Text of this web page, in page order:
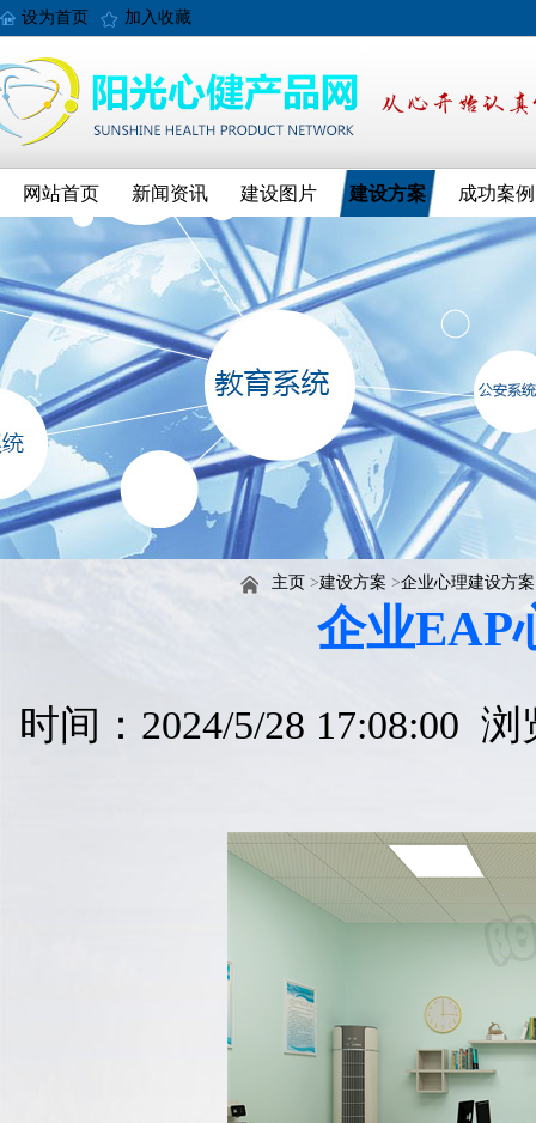
设为首页 加入收藏
网站首页 新闻资讯 建设图片 建设方案 成功案例
主页 >建设方案 >企业心理建设方案
企业EAP
时间：2024/5/28 17:08:00